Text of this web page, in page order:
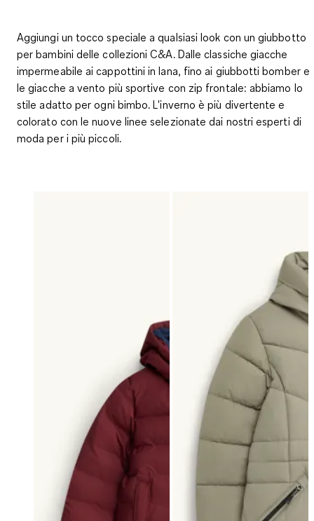
Aggiungi un tocco speciale a qualsiasi look con un giubbotto
per bambini delle collezioni C&A. Dalle classiche giacche
impermeabile ai cappottini in lana, fino ai giubbotti bomber e
le giacche a vento più sportive con zip frontale: abbiamo lo
stile adatto per ogni bimbo. L'inverno è più divertente e
colorato con lenuove linee selezionate dai nostri esperti di
moda per i più piccoli.